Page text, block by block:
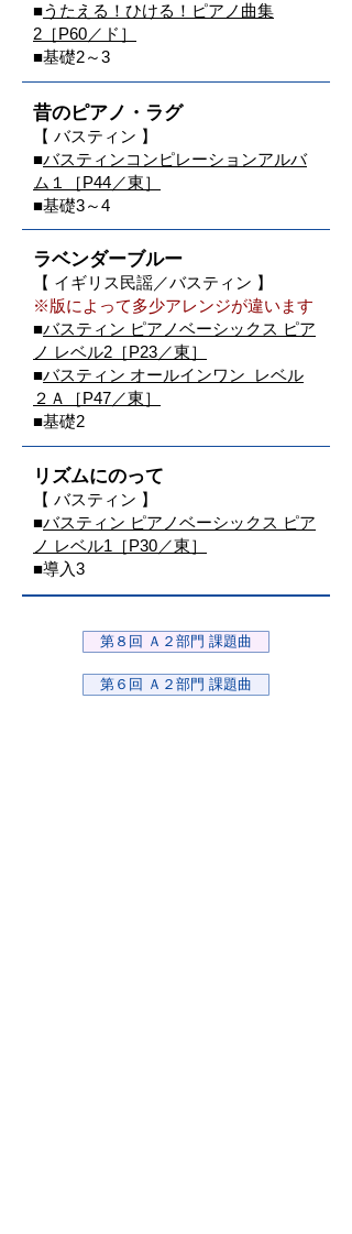
■うたえる！ひける！ピアノ曲集​
2［P60／ド］
■基礎2～3
昔のピアノ・ラグ
【 バスティン 】
■バスティンコンピレーションアルバ
ム１［P44／東］
■基礎3～4
ラベンダーブルー
【 イギリス民謡／バスティン 】
※版によって多少アレンジが違います
■バスティン ピアノベーシックス ピア
ノ レベル2 ［P23／東］
■バスティン オールインワン レベル
２Ａ
［P47／東］
■基礎2
リズムにのって
【 バスティン 】
■バスティン ピアノベーシックス ピア
ノ レベル1［P30／東］
■導入3
第８回 Ａ２部門 課題曲
第６回 Ａ２部門 課題曲